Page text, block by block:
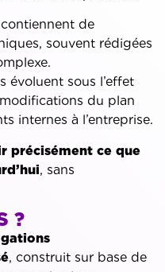
de
souvent rédigées
évoluent sous l’effet
du plan
internes à l’entreprise.
précisément ce que
, sans
?
, construit sur base de